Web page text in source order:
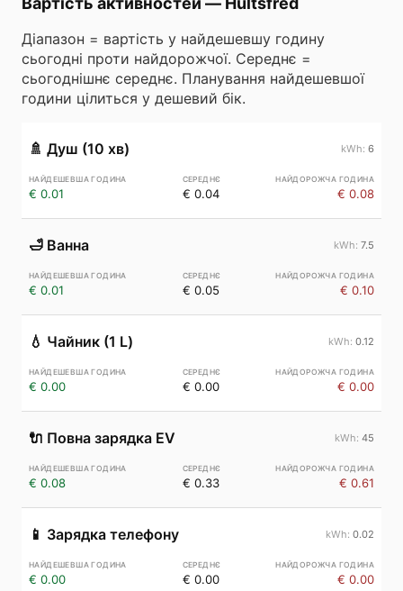
Діапазон = вартість у найдешевшу годину
сьогодні проти найдорожчої. Середнє =
сьогоднішнє середнє. Планування найдешевшої
години цілиться у дешевий бік.
🚿 Душ (10 хв) 6
€ 0.01 € 0.04 € 0.08
🛁 Ванна 7.5
€ 0.01 € 0.05 € 0.10
💧 Чайник (1 L) 0.12
€ 0.00 € 0.00 € 0.00
🔌 Повна зарядка EV 45
€ 0.08 € 0.33 € 0.61
📱 Зарядка телефону 0.02
€ 0.00 € 0.00 € 0.00